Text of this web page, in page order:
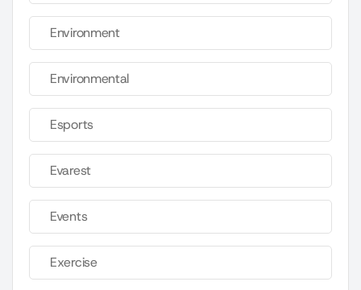
Environment
Environmental
Esports
Evarest
Events
Exercise